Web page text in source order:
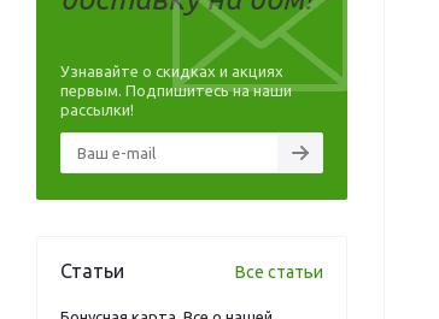
Узнавайте о скидках и акциях
первым. Подпишитесь на наши
рассылки!
Статьи Все статьи